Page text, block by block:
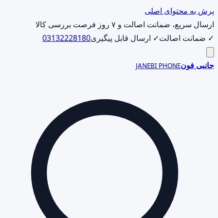
پرش به محتوای اصلی
ارسال سریع، ضمانت اصالت و ۷ روز فرصت بررسی کالا
✓ ضمانت اصالت✓ ارسال قابل پیگیری03132228180
جانبی فونJANEBI PHONE